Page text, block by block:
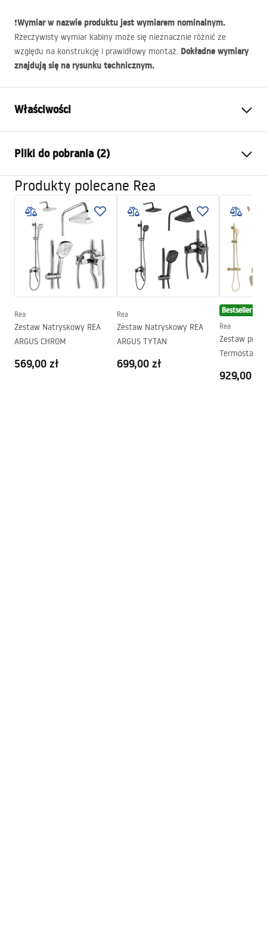
❗Wymiar w nazwie produktu jest wymiarem nominalnym.
Rzeczywisty wymiar kabiny może się nieznacznie różnić ze
względu na konstrukcję i prawidłowy montaż. Dokładne wymiary
znajdują się na rysunku technicznym.
Właściwości
Kolor
Typ kabiny
Narożna
Szkło
Transparentne 5mm
Sposób otwierania
Przesuwny
Montaż
Na brodziku lub posadzce
Wysokość (mm)
1900
mm
Strona
Obustronna
Gwarancja
24 miesiące
Powłoka Easy Clean
Pliki do pobrania (2)
Instrukcja montażu
Instrukcja Kabiny Look PL.pdf
Karta produktu
KABINA PRYSZNICOWA LOOK CHROME .pdf
Produkty polecane Rea
Rea
Zestaw Natryskowy REA
ARGUS CHROM
569,00 zł
Rea
Zestaw Natryskowy REA
ARGUS TYTAN
699,00 zł
Bestseller
Rea
Zestaw
929,00 zł